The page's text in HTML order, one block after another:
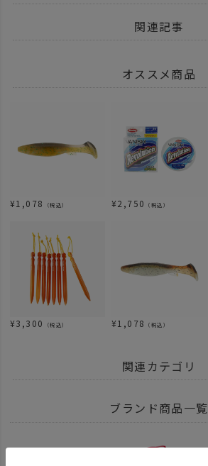
関連記事
オススメ商品
¥1,078 （税込） ¥2,750 （税込）
¥3,300 （税込） ¥1,078 （税込）
関連カテゴリ
UNBY SELECT Berkley バークレイ
ブランド商品一覧